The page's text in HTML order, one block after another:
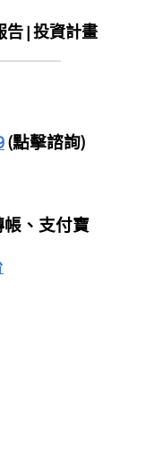
告 | 投資計畫
(點擊諮詢)
、支付寶